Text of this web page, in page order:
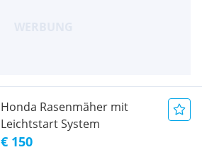
Honda Rasenmäher mit
Leichtstart System
€ 150